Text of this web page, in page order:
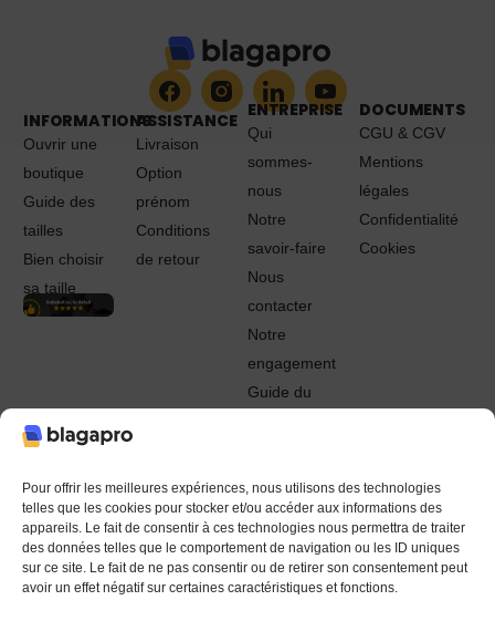
Pour offrir les meilleures expériences, nous utilisons des technologies
telles que les cookies pour stocker et/ou accéder aux informations des
appareils. Le fait de consentir à ces technologies nous permettra de traiter
des données telles que le comportement de navigation ou les ID uniques
sur ce site. Le fait de ne pas consentir ou de retirer son consentement peut
avoir un effet négatif sur certaines caractéristiques et fonctions.
INFORMATIONS
Ouvrir une
boutique
Guide des
tailles
Bien choisir
sa taille
ASSISTANCE
Livraison
Option
prénom
Conditions
de retour
ENTREPRISE
Qui
sommes-
nous
Notre
savoir-faire
Nous
contacter
Notre
engagement
Guide du
DOCUMENTS
CGU & CGV
Mentions
légales
Confidentialité
Cookies
© 2022 - 2024 Blagapro. Tous droits réservés. Textiles
personnalisés à Orléans